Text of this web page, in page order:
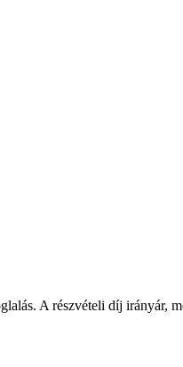
A részvételi díj irányár,